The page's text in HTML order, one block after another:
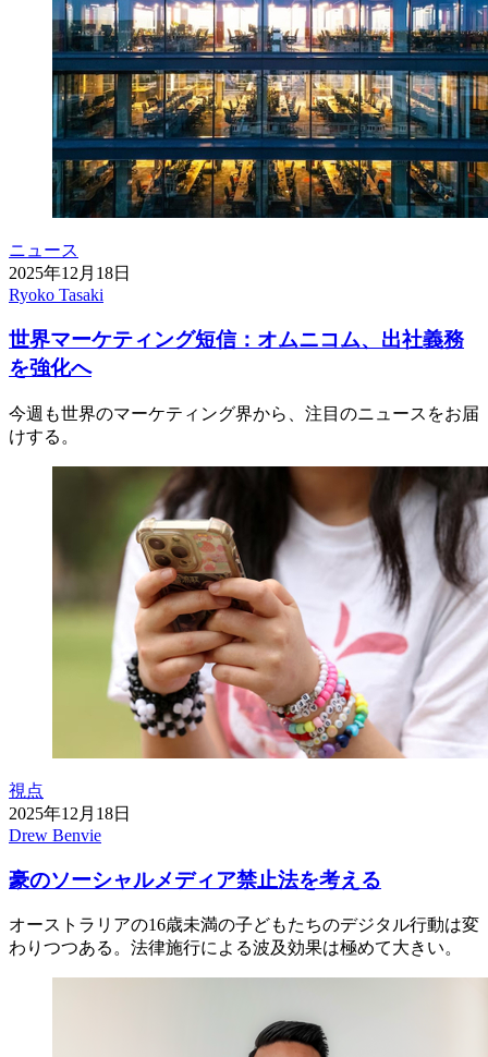
ニュース
2025年12月18日
Ryoko Tasaki
世界マーケティング短信：オムニコム、出社義務
を強化へ
今週も世界のマーケティング界から、注目のニュースをお届
けする。
視点
2025年12月18日
Drew Benvie
豪のソーシャルメディア禁止法を考える
オーストラリアの16歳未満の子どもたちのデジタル行動は変
わりつつある。法律施行による波及効果は極めて大きい。